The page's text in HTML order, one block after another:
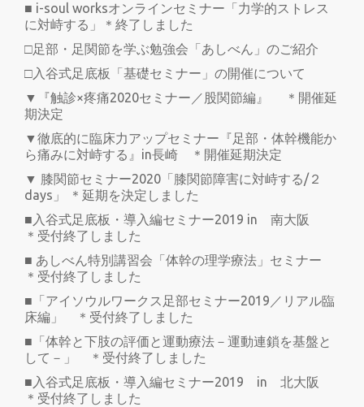
■ i-soul worksオンラインセミナー「力学的ストレス
に対峙する」＊終了しました
□足部・足関節を学ぶ勉強会「あしべん」のご紹介
□入谷式足底板「基礎セミナー」の開催について
▼『触診×疼痛2020セミナー／股関節編』 ＊開催延
期決定
▼徹底的に臨床力アップセミナー『足部・体幹機能か
ら痛みに対峙する』in長崎 ＊開催延期決定
▼ 膝関節セミナー2020「膝関節障害に対峙する/２
days」 ＊延期を決定しました
■入谷式足底板・導入編セミナー2019 in 南大阪
＊受付終了しました
■ あしべん特別講習会「体幹の理学療法」セミナー
＊受付終了しました
■「アイソウルワークス足部セミナー2019／リアル臨
床編」 ＊受付終了しました
■「体幹と下肢の評価と運動療法－運動連鎖を基盤と
して－」 ＊受付終了しました
■入谷式足底板・導入編セミナー2019 in 北大阪
＊受付終了しました